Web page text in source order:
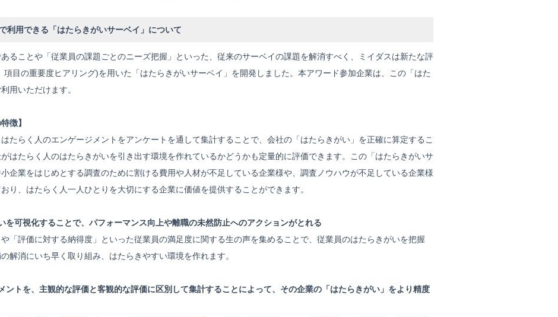
利用できる「はたらきがいサーベイ」について
あることや「従業員の課題ごとのニーズ把握」といった、従来のサーベイの課題を解消すべく、ミイダスは新たな評
目の重要度ヒアリング)を用いた「はたらきがいサーベイ」を開発しました。本アワード参加企業は、この「はた
用いただけます。
徴】
はたらく人のエンゲージメントをアンケートを通して集計することで、会社の「はたらきがい」を正確に算定するこ
はたらく人のはたらきがいを引き出す環境を作れているかどうかも定量的に評価できます。この「はたらきがいサ
企業をはじめとする調査のために割ける費用や人材が不足している企業様や、調査ノウハウが不足している企業様
り、はたらく人一人ひとりを大切にする企業に価値を提供することができます。
を可視化することで、パフォーマンス向上や離職の未然防止へのアクションがとれる
や「評価に対する納得度」といった従業員の満足度に関する生の声を集めることで、従業員のはたらきがいを把握
解消にいち早く取り組み、はたらきやすい環境を作れます。
ントを、主観的な評価と客観的な評価に区別して集計することによって、その企業の「はたらきがい」をより精度